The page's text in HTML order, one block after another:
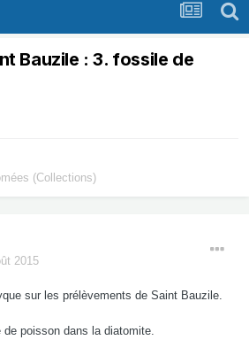
Bauzile : 3. fossile de
(Collections)
2015
sur les prélèvements de Saint Bauzile.
poisson dans la diatomite.